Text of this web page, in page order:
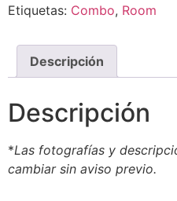
Etiquetas: Combo, Room
Descripción
Descripción
*Las fotografías y
cambiar sin aviso previo.